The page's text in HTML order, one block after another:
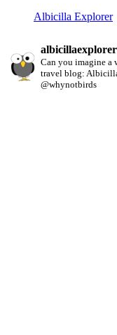
Albicilla Explorer
albicillaexplorer
Can you imagine a
travel blog:
@whynotbirds